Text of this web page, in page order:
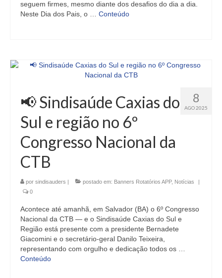
seguem firmes, mesmo diante dos desafios do dia a dia.
Neste Dia dos Pais, o … Conteúdo
8
AGO 2025
📢 Sindisaúde Caxias do
Sul e região no 6º
Congresso Nacional da
CTB
por sindisauders | postado em: Banners Rotatórios APP, Notícias
|
0
Acontece até amanhã, em Salvador (BA) o 6º Congresso
Nacional da CTB — e o Sindisaúde Caxias do Sul e
Região está presente com a presidente Bernadete
Giacomini e o secretário-geral Danilo Teixeira,
representando com orgulho e dedicação todos os …
Conteúdo